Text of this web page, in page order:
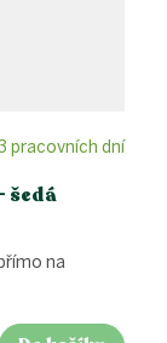
šedá
pracovních dní
na